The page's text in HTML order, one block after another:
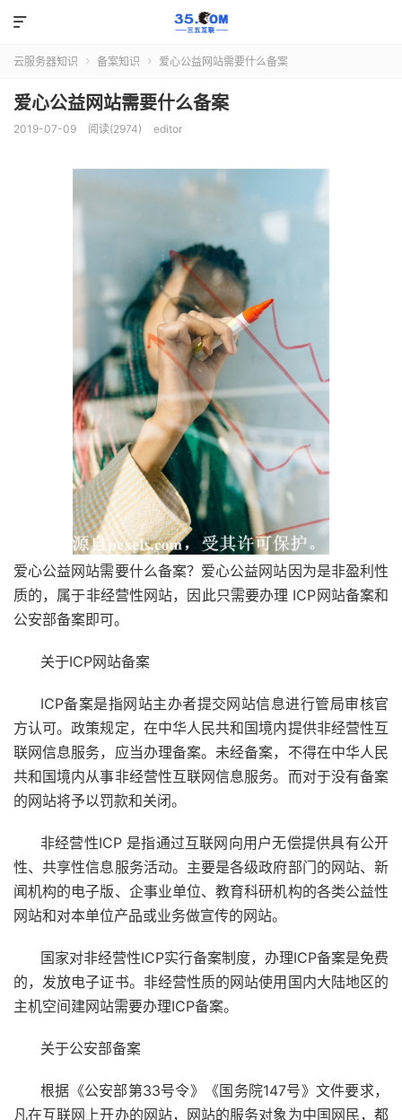

云服务器知识  备案知识  爱心公益网站需要什么备案
爱心公益网站需要什么备案
2019-07-09 阅读(2974) editor
爱心公益网站需要什么备案？爱心公益网站因为是非盈利性
质的，属于非经营性网站，因此只需要办理 ICP网站备案和
公安部备案即可。
关于ICP网站备案
ICP备案是指网站主办者提交网站信息进行管局审核官
方认可。政策规定，在中华人民共和国境内提供非经营性互
联网信息服务，应当办理备案。未经备案，不得在中华人民
共和国境内从事非经营性互联网信息服务。而对于没有备案
的网站将予以罚款和关闭。
非经营性ICP 是指通过互联网向用户无偿提供具有公开
性、共享性信息服务活动。主要是各级政府部门的网站、新
闻机构的电子版、企事业单位、教育科研机构的各类公益性
网站和对本单位产品或业务做宣传的网站。
国家对非经营性ICP实行备案制度，办理ICP备案是免费
的，发放电子证书。非经营性质的网站使用国内大陆地区的
主机空间建网站需要办理ICP备案。
关于公安部备案
根据《公安部第33号令》《国务院147号》文件要求，
凡在互联网上开办的网站，网站的服务对象为中国网民，都